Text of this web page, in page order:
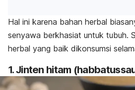
Hal ini karena bahan herbal
senyawa berkhasiat untuk tubuh.
herbal yang baik dikonsumsi
1. Jinten hitam (